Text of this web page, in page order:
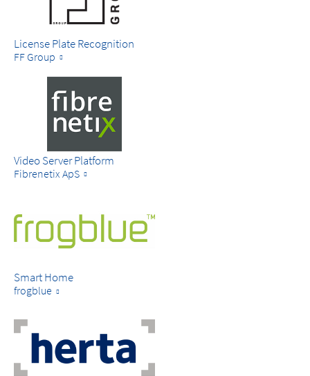
License Plate Recognition
FF Group
Video Server Platform
Fibrenetix ApS
Smart Home
frogblue